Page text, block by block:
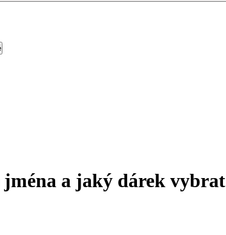
a jaký dárek vybrat